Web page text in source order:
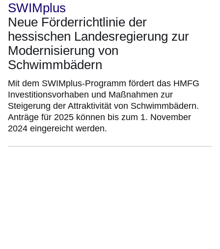
SWIMplus
Neue Förderrichtlinie der
hessischen Landesregierung zur
Modernisierung von
Schwimmbädern
Mit dem SWIMplus-Programm fördert das HMFG
Investitionsvorhaben und Maßnahmen zur
Steigerung der Attraktivität von Schwimmbädern.
Anträge für 2025 können bis zum 1. November
2024 eingereicht werden.